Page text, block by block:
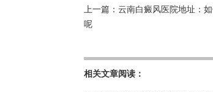
上一篇： 云南白癜风医院地址：
呢
相关文章阅读：